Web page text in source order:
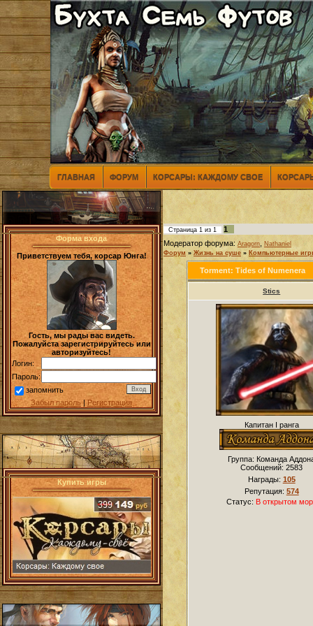
ГЛАВНАЯ ФОРУМ КОРСАРЫ: КАЖДОМУ СВОЕ
Форма входа
Приветствуем тебя, корсар Юнга!
Гость, мы рады вас видеть.
Пожалуйста зарегистрируйтесь или
авторизуйтесь!
Логин:
Пароль:
запомнить
Забыл пароль|Регистрация
Купить игры
Страница 1 из 1
1
Модератор форума: Aragorn
Nathaniel
Форум » Жизнь на суше » Компьютерные
Torment: Tides of Numenera
Stics
Капитан I ранга
Группа: Команда
Сообщений:2583
Награды: 105
Репутация: 574
Статус: В открытом